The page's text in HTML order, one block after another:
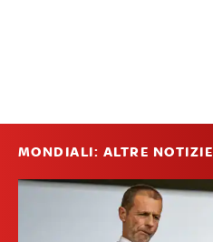
MONDIALI: ALTRE NOTIZIE